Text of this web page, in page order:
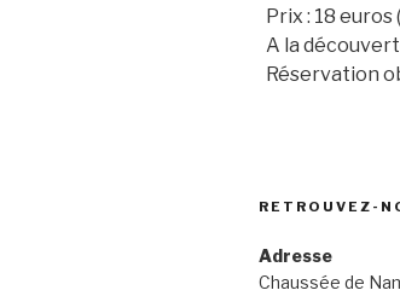
Prix : 18
A la
Réservation
RETROUVEZ-
Adresse
Chaussée de